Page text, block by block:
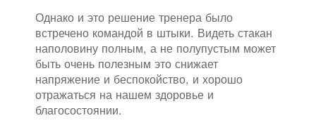
Однако и это решение тренера было
встречено командой в штыки. Видеть стакан
наполовину полным, а не полупустым может
быть очень полезным это снижает
напряжение и беспокойство, и хорошо
отражаться на нашем здоровье и
благосостоянии.